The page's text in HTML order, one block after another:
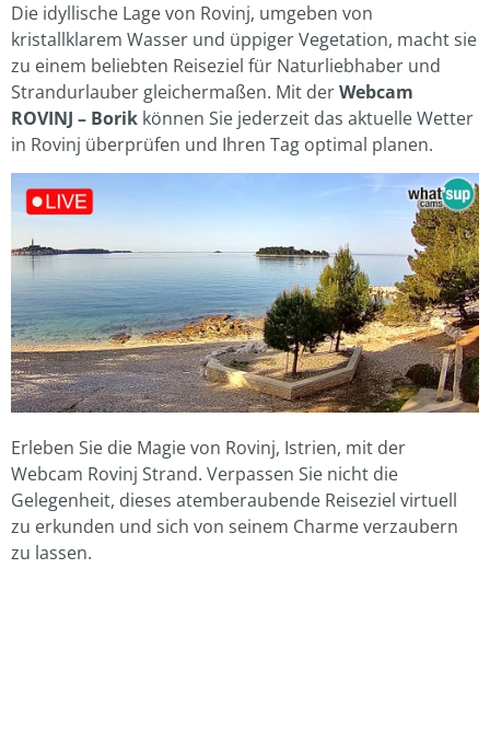
Die idyllische Lage von Rovinj, umgeben von
kristallklarem Wasser und üppiger Vegetation, macht sie
zu einem beliebten Reiseziel für Naturliebhaber und
Strandurlauber gleichermaßen. Mit derWebcam
ROVINJ – Borik können Sie jederzeit das aktuelle Wetter
in Rovinj überprüfen und Ihren Tag optimal planen.
Erleben Sie die Magie von Rovinj, Istrien, mit der
Webcam Rovinj Strand. Verpassen Sie nicht die
Gelegenheit, dieses atemberaubende Reiseziel virtuell
zu erkunden und sich von seinem Charme verzaubern
zu lassen.